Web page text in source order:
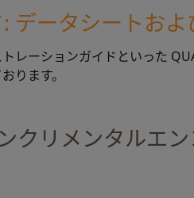
データシートお
レーションガイドといった
ります。
クリメンタルエ